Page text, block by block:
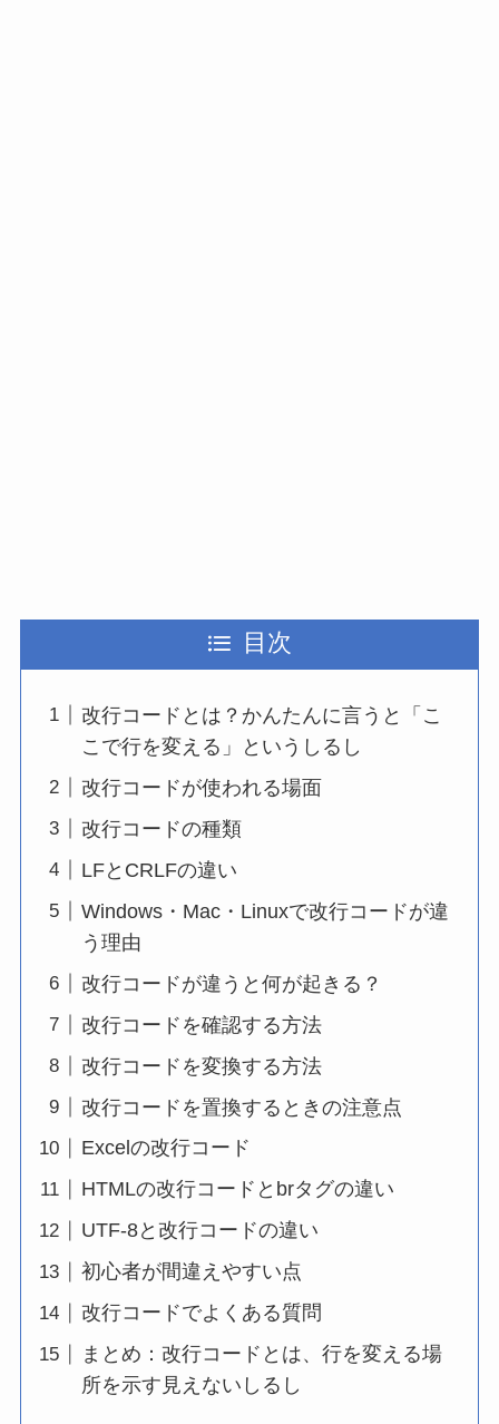
目次
改行コードとは？かんたんに言うと「こ
こで行を変える」というしるし
改行コードが使われる場面
改行コードの種類
LFとCRLFの違い
Windows・Mac・Linuxで改行コードが違
う理由
改行コードが違うと何が起きる？
改行コードを確認する方法
改行コードを変換する方法
改行コードを置換するときの注意点
Excelの改行コード
HTMLの改行コードとbrタグの違い
UTF-8と改行コードの違い
初心者が間違えやすい点
改行コードでよくある質問
まとめ：改行コードとは、行を変える場
所を示す見えないしるし